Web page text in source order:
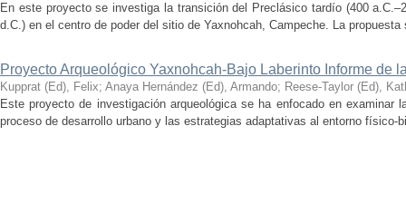
En este proyecto se investiga la transición del Preclásico tardío (400
d.C.) en el centro de poder del sitio de Yaxnohcah, Campeche. La
Proyecto Arqueológico Yaxnohcah-Bajo Laberinto Informe de
Kupprat (Ed), Felix; Anaya Hernández (Ed), Armando; Reese-Taylor (Ed),
Este proyecto de investigación arqueológica se ha enfocado en examinar
proceso de desarrollo urbano y las estrategias adaptativas al entorno físico-